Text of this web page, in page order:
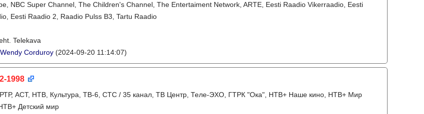
NBC Super Channel, The Children's Channel, The Entertaiment Network, ARTE, Eesti Raadio Vikerraadio, Eesti
Eesti Raadio 2, Raadio Pulss B3, Tartu Raadio
Telekava
Wendy Corduroy (2024-09-20 11:14:07)
1998
АСТ, НТВ, Культура, ТВ-6, СТС / 35 канал, ТВ Центр, Теле-ЭХО, ГТРК "Ока", НТВ+ Наше кино, НТВ+ Мир
Детский мир